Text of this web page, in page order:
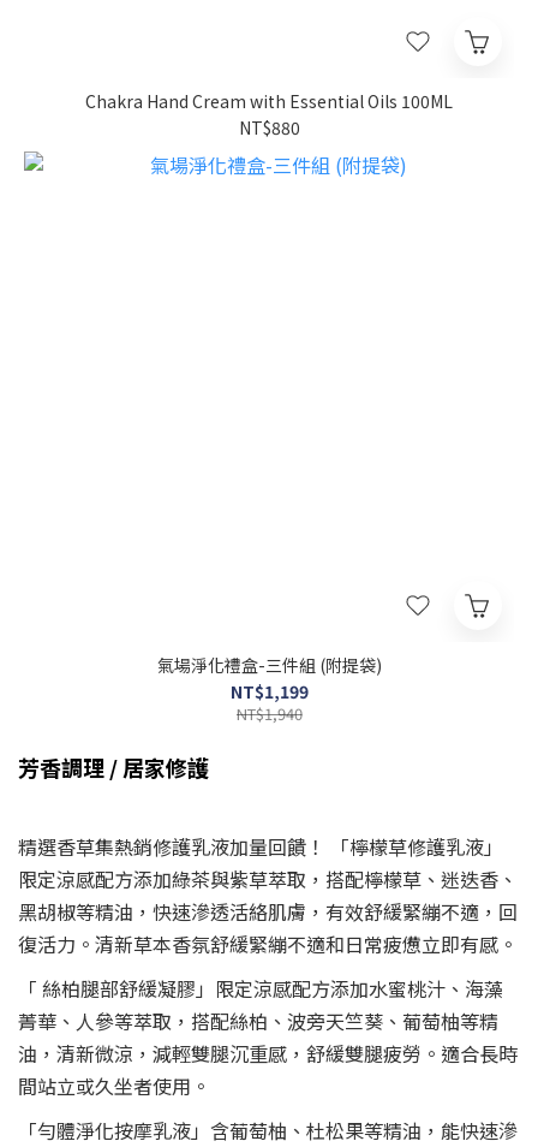
Chakra Hand Cream with Essential Oils 100ML
NT$880
氣場淨化禮盒-三件組 (附提袋)
NT$1,199
NT$1,940
芳香調理 / 居家修護
精選香草集熱銷修護乳液加量回饋！ 「檸檬草修護乳液」
限定涼感配方添加綠茶與紫草萃取，搭配檸檬草、迷迭香、
黑胡椒等精油，快速滲透活絡肌膚，有效舒緩緊繃不適，回
復活力。清新草本香氛舒緩緊繃不適和日常疲憊立即有感。
「 絲柏腿部舒緩凝膠」限定涼感配方添加水蜜桃汁、海藻
菁華、人參等萃取，搭配絲柏、波旁天竺葵、葡萄柚等精
油，清新微涼，減輕雙腿沉重感，舒緩雙腿疲勞。適合長時
間站立或久坐者使用。
「勻體淨化按摩乳液」含葡萄柚、杜松果等精油，能快速滲